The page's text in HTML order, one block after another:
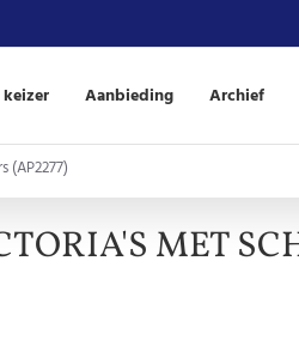
Aanbieding Archief
(AP2277)
MET